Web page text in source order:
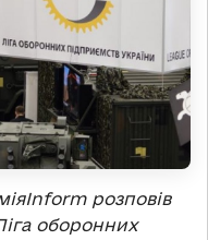
розповів
оборонних